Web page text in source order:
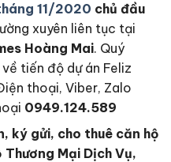
11/2020 chủ đầu
xuyên liên tục tại
Hoàng Mai. Quý
tiến độ dự án Feliz
thoại, Viber, Zalo
0949.124.589
ký gửi, cho thuê căn hộ
Mại Dịch Vụ,